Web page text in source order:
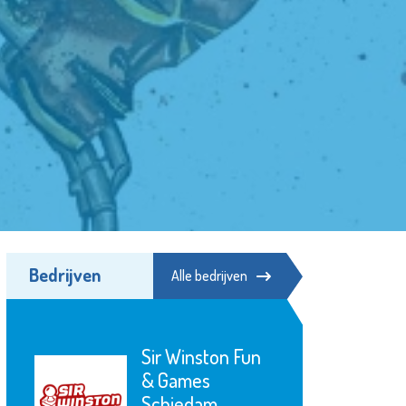
Bedrijven Alle bedrijven
Minters